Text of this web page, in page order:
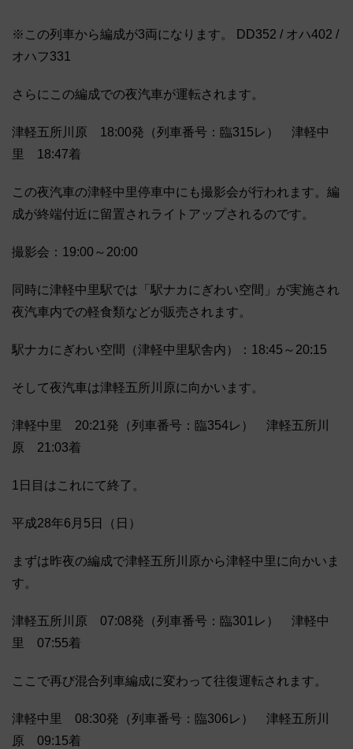
※この列車から編成が3両になります。 DD352 / オハ402 /
オハフ331
さらにこの編成での夜汽車が運転されます。
津軽五所川原 18:00発（列車番号：臨315レ） 津軽中
里 18:47着
この夜汽車の津軽中里停車中にも撮影会が行われます。編
成が終端付近に留置されライトアップされるのです。
撮影会：19:00～20:00
同時に津軽中里駅では「駅ナカにぎわい空間」が実施され
夜汽車内での軽食類などが販売されます。
駅ナカにぎわい空間（津軽中里駅舎内）：18:45～20:15
そして夜汽車は津軽五所川原に向かいます。
津軽中里 20:21発（列車番号：臨354レ） 津軽五所川
原 21:03着
1日目はこれにて終了。
平成28年6月5日（日）
まずは昨夜の編成で津軽五所川原から津軽中里に向かいま
す。
津軽五所川原 07:08発（列車番号：臨301レ） 津軽中
里 07:55着
ここで再び混合列車編成に変わって往復運転されます。
津軽中里 08:30発（列車番号：臨306レ） 津軽五所川
原 09:15着